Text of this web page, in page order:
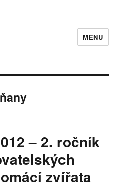
MENU
– 2. ročník
zvířata